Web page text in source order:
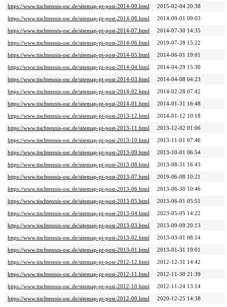
https://www.tischtennis-osc.de/sitemap-pt-post-2014-09.html
2015-02-04 20:38
https://www.tischtennis-osc.de/sitemap-pt-post-2014-08.html
2014-09-01 09:03
https://www.tischtennis-osc.de/sitemap-pt-post-2014-07.html
2014-07-30 14:35
https://www.tischtennis-osc.de/sitemap-pt-post-2014-06.html
2019-07-28 15:22
https://www.tischtennis-osc.de/sitemap-pt-post-2014-05.html
2014-06-01 19:01
https://www.tischtennis-osc.de/sitemap-pt-post-2014-04.html
2014-04-29 15:30
https://www.tischtennis-osc.de/sitemap-pt-post-2014-03.html
2014-04-08 04:23
https://www.tischtennis-osc.de/sitemap-pt-post-2014-02.html
2014-02-28 07:42
https://www.tischtennis-osc.de/sitemap-pt-post-2014-01.html
2014-01-31 16:48
https://www.tischtennis-osc.de/sitemap-pt-post-2013-12.html
2014-01-12 10:18
https://www.tischtennis-osc.de/sitemap-pt-post-2013-11.html
2013-12-02 01:06
https://www.tischtennis-osc.de/sitemap-pt-post-2013-10.html
2013-11-01 07:46
https://www.tischtennis-osc.de/sitemap-pt-post-2013-09.html
2013-10-01 06:54
https://www.tischtennis-osc.de/sitemap-pt-post-2013-08.html
2013-08-31 16:43
https://www.tischtennis-osc.de/sitemap-pt-post-2013-07.html
2019-06-08 10:21
https://www.tischtennis-osc.de/sitemap-pt-post-2013-06.html
2013-06-30 10:46
https://www.tischtennis-osc.de/sitemap-pt-post-2013-05.html
2013-06-01 05:51
https://www.tischtennis-osc.de/sitemap-pt-post-2013-04.html
2023-05-05 14:22
https://www.tischtennis-osc.de/sitemap-pt-post-2013-03.html
2013-09-09 20:13
https://www.tischtennis-osc.de/sitemap-pt-post-2013-02.html
2013-03-01 08:14
https://www.tischtennis-osc.de/sitemap-pt-post-2013-01.html
2013-01-31 19:01
https://www.tischtennis-osc.de/sitemap-pt-post-2012-12.html
2012-12-31 14:42
https://www.tischtennis-osc.de/sitemap-pt-post-2012-11.html
2012-11-30 21:39
https://www.tischtennis-osc.de/sitemap-pt-post-2012-10.html
2012-11-24 13:14
https://www.tischtennis-osc.de/sitemap-pt-post-2012-09.html
2020-12-25 14:38